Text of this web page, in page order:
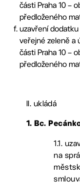
části Praha 10 –
předloženého
uzavření
veřejné zeleně a
části Praha 10 –
předloženého
II. ukládá
1. Bc.
1.1.
na